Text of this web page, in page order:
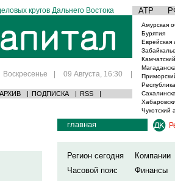
кругов Дальнего Востока АТР
Воскресенье | 09 Августа, 16:30 |
АРХИВ | ПОДПИСКА | RSS |
Амурская
Бурятия
Еврейская
Чукотский
главная
Регион сегодня
Компании
Часовой пояс
Финансы